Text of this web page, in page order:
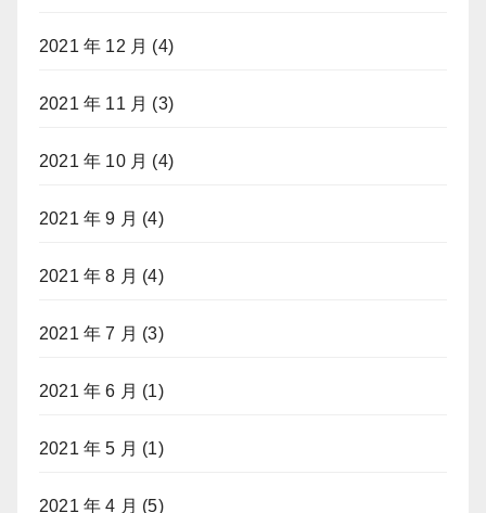
2021 年 12 月 (4)
2021 年 11 月 (3)
2021 年 10 月 (4)
2021 年 9 月 (4)
2021 年 8 月 (4)
2021 年 7 月 (3)
2021 年 6 月 (1)
2021 年 5 月 (1)
2021 年 4 月 (5)